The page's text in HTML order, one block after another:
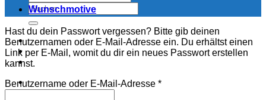
Suchen
nach:
Wunschmotive
Hast du dein Passwort vergessen? Bitte gib deinen
Benutzernamen oder E-Mail-Adresse ein. Du erhältst einen
Link per E-Mail, womit du dir ein neues Passwort erstellen
kannst.
Benutzername oder E-Mail-Adresse *Erforderlich